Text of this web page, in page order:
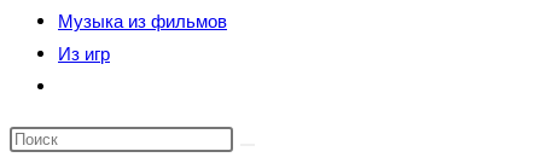
Музыка из фильмов
Из игр
по